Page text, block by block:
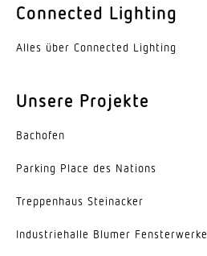
Connected Lighting
Alles über Connected Lighting
Unsere Projekte
Bachofen
Parking Place des Nations
Trep­penhaus Steinacker
Indus­trie­halle Blumer Fensterwerke